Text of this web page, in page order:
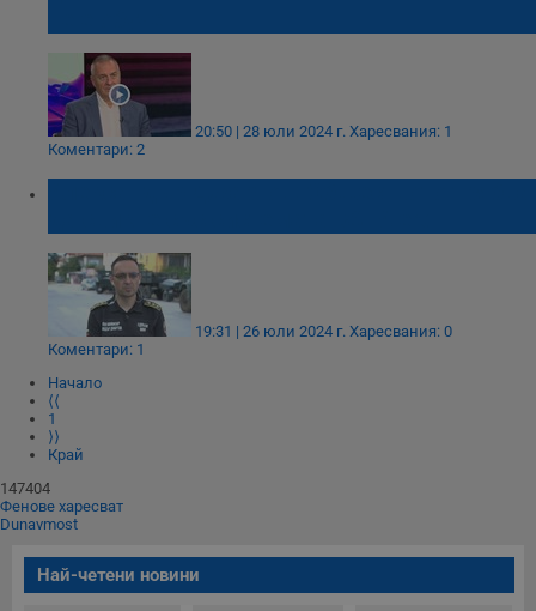
20:50 | 28 юли 2024 г. Харесвания: 1
Коментари: 2
19:31 | 26 юли 2024 г. Харесвания: 0
Коментари: 1
Начало
⟨⟨
1
⟩⟩
Край
147404
Фенове харесват
Dunavmost
Най-четени новини